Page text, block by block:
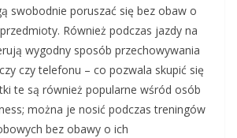
swobodnie poruszać się bez obaw o
Również podczas jazdy na
wygodny sposób przechowywania
czy telefonu – co pozwala skupić się
te są również popularne wśród osób
można je nosić podczas treningów
bez obawy o ich